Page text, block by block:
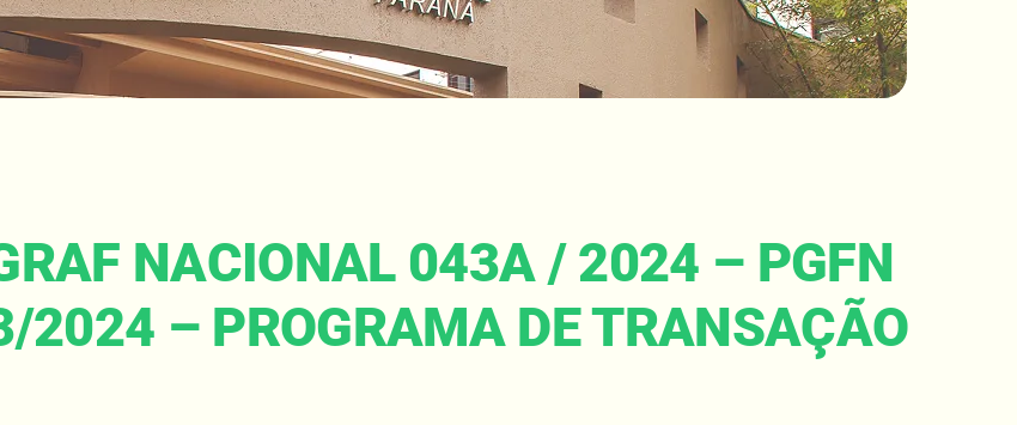
NACIONAL 043A / 2024 – PGFN
2024 – PROGRAMA DE TRANSAÇÃO